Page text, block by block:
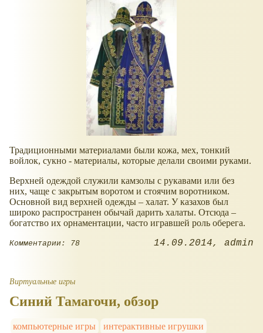
Традиционными материалами были кожа, мех, тонкий
войлок, сукно - материалы, которые делали своими руками.
Верхней одеждой служили камзолы с рукавами или без
них, чаще с закрытым воротом и стоячим воротником.
Основной вид верхней одежды – халат. У казахов был
широко распространен обычай дарить халаты. Отсюда –
богатство их орнаментации, часто игравшей роль оберега.
Комментарии: 78 14.09.2014 admin
Виртуальные игры
Синий Тамагочи, обзор
компьютерные игры
интерактивные игрушки